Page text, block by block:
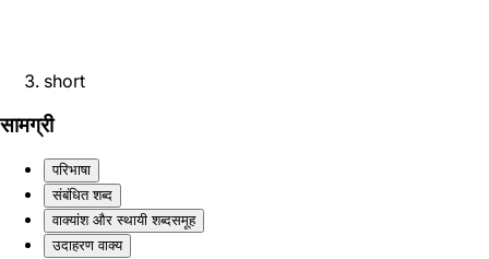
short
सामग्री
परिभाषा
संबंधित शब्द
वाक्यांश और स्थायी शब्दसमूह
उदाहरण वाक्य